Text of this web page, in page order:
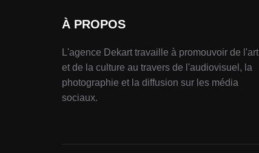
À PROPOS
L'agence Dekart travaille à promouvoir de l'art
et de la culture au travers de l'audiovisuel, la
photographie et la diffusion sur les média
sociaux.